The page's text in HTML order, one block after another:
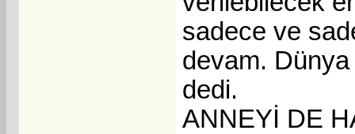
sadece ve
devam. Dünya
dedi.
ANNEYİ DE